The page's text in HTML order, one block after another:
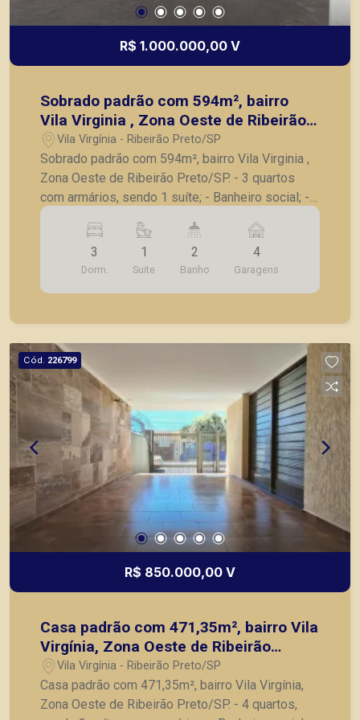
R$ 1.000.000,00 V
Sobrado padrão com 594m², bairro
Vila Virginia , Zona Oeste de Ribeirão
Preto/SP.
Vila Virgínia - Ribeirão Preto/SP
Sobrado padrão com 594m², bairro Vila Virginia ,
Zona Oeste de Ribeirão Preto/SP. - 3 quartos
com armários, sendo 1 suíte; - Banheiro social; -
Sala para 2 ambientes; - Varanda; - Cozinha com
armários; - Área de serviço; - 4 vagas de
garagem. A Piramid tem como objetivo atender
seus clientes com agilidade e segurança, em
locação, vendas de imóveis prontos, usados ou
3
Dorm.
1
Suite
2
Banho
4
Garagens
Cód. 226799
R$ 850.000,00 V
Casa padrão com 471,35m², bairro Vila
Virgínia, Zona Oeste de Ribeirão
Preto/SP.
Vila Virgínia - Ribeirão Preto/SP
Casa padrão com 471,35m², bairro Vila Virgínia,
Zona Oeste de Ribeirão Preto/SP. - 4 quartos,